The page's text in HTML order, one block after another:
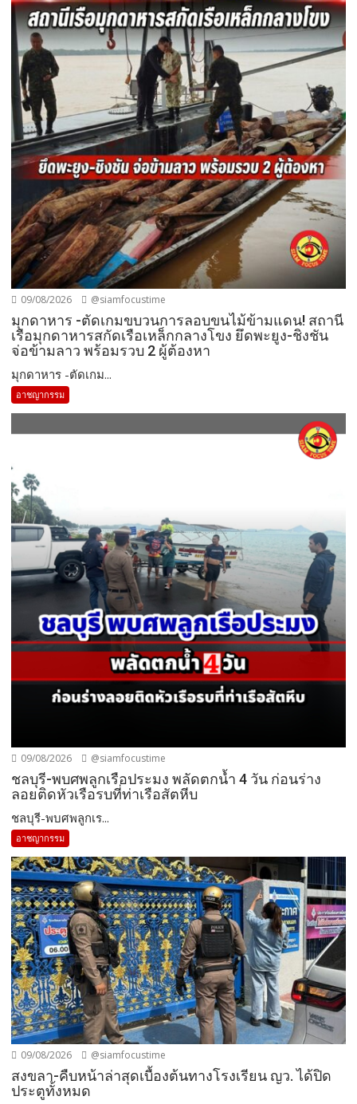
09/08/2026 @siamfocustime
มุกดาหาร -ตัดเกมขบวนการลอบขนไม้ข้ามแดน! สถานี
เรือมุกดาหารสกัดเรือเหล็กกลางโขง ยึดพะยูง-ชิงชัน
จ่อข้ามลาว พร้อมรวบ 2 ผู้ต้องหา
มุกดาหาร -ตัดเกม...
อาชญากรรม
09/08/2026 @siamfocustime
ชลบุรี-พบศพลูกเรือประมง พลัดตกน้ำ 4 วัน ก่อนร่าง
ลอยติดหัวเรือรบที่ท่าเรือสัตหีบ
ชลบุรี-พบศพลูกเร...
อาชญากรรม
09/08/2026 @siamfocustime
สงขลา-คืบหน้าล่าสุดเบื้องต้นทางโรงเรียน ญว. ได้ปิด
ประตูทั้งหมด